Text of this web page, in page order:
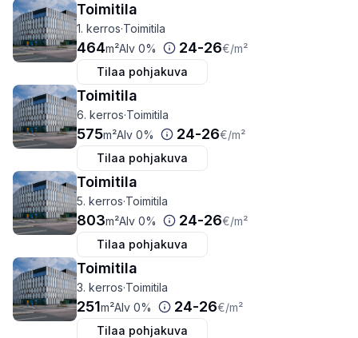
Toimitila
1. kerros·Toimitila
464m²Alv 0% 24-26€/m²
Tilaa pohjakuva
Toimitila
6. kerros·Toimitila
575m²Alv 0% 24-26€/m²
Tilaa pohjakuva
Toimitila
5. kerros·Toimitila
803m²Alv 0% 24-26€/m²
Tilaa pohjakuva
Toimitila
3. kerros·Toimitila
251m²Alv 0% 24-26€/m²
Tilaa pohjakuva